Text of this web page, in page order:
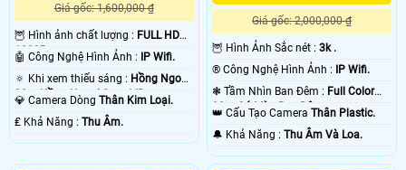
Giá gốc: 1,600,000 ₫
🦉 Hình ảnh chất lượng : FULL HD
1080P .
🤖️ Công Nghệ Hình Ảnh :
IP Wifi.
🔅 Khi xem thiếu sáng : Hồng Ngoại
30m Hồng Ngoại Smart IR.
💎 Camera Dòng Thân Kim Loại.
️₤ Khả Năng : Thu Âm.
Giá gốc: 2,000,000 ₫
🦉 Hình Ảnh Sắc nét :3k .
®️ Công Nghệ Hình Ảnh :
IP Wifi.
❃ Tầm Nhìn Ban Đêm : Full Color
30m Có Màu Ban Ðêm.
👑 Cấu Tạo CameraThân Plastic.
️🔔 Khả Năng :Thu Âm Và Loa.